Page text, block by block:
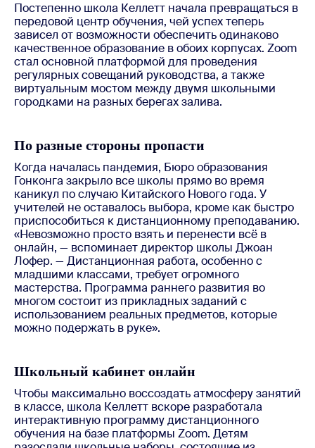
Постепенно школа Келлетт начала превращаться в
передовой центр обучения, чей успех теперь
зависел от возможности обеспечить одинаково
качественное образование в обоих корпусах. Zoom
стал основной платформой для проведения
регулярных совещаний руководства, а также
виртуальным мостом между двумя школьными
городками на разных берегах залива.
По разные стороны пропасти
Когда началась пандемия, Бюро образования
Гонконга закрыло все школы прямо во время
каникул по случаю Китайского Нового года. У
учителей не оставалось выбора, кроме как быстро
приспособиться к дистанционному преподаванию.
«Невозможно просто взять и перенести всё в
онлайн, — вспоминает директор школы Джоан
Лофер. — Дистанционная работа, особенно с
младшими классами, требует огромного
мастерства. Программа раннего развития во
многом состоит из прикладных заданий с
использованием реальных предметов, которые
можно подержать в руке».
Школьный кабинет онлайн
Чтобы максимально воссоздать атмосферу занятий
в классе, школа Келлетт вскоре разработала
интерактивную программу дистанционного
обучения на базе платформы Zoom. Детям